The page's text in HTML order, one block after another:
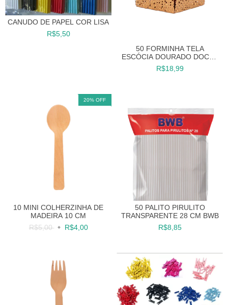
CANUDO DE PAPEL COR LISA
R$5,50
50 FORMINHA TELA
ESCÓCIA DOURADO DOCES
FINOS FESTAS
R$18,99
20% OFF
10 MINI COLHERZINHA DE
MADEIRA 10 CM
R$5,00
R$4,00
50 PALITO PIRULITO
TRANSPARENTE 28 CM BWB
R$8,85